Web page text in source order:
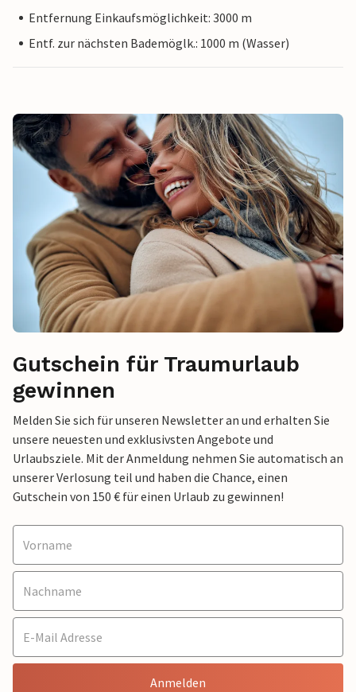
Entfernung Einkaufsmöglichkeit: 3000 m
Entf. zur nächsten Bademöglk.: 1000 m (Wasser)
Gutschein für Traumurlaub
gewinnen
Melden Sie sich für unseren Newsletter an und erhalten Sie
unsere neuesten und exklusivsten Angebote und
Urlaubsziele. Mit der Anmeldung nehmen Sie automatisch an
unserer Verlosung teil und haben die Chance, einen
Gutschein von 150 € für einen Urlaub zu gewinnen!
Anmelden